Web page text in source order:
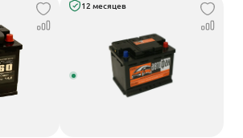
12 месяцев